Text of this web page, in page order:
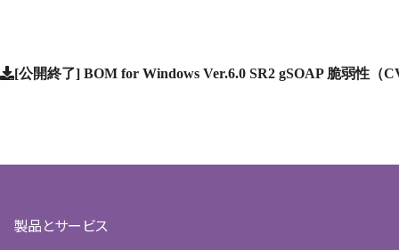
[公開終了] BOM for Windows Ver.6.0 SR2 gSOAP 脆弱性（
製品とサービス